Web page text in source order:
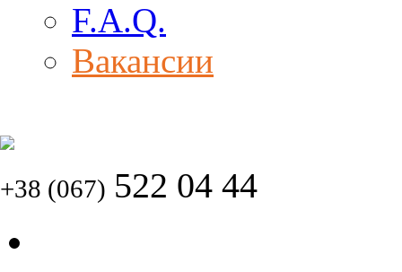
F.A.Q.
Вакансии
+38 (067) 522 04 44